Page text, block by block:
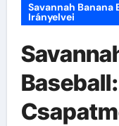
Savannah Banana
Irányelvei
Baseball: